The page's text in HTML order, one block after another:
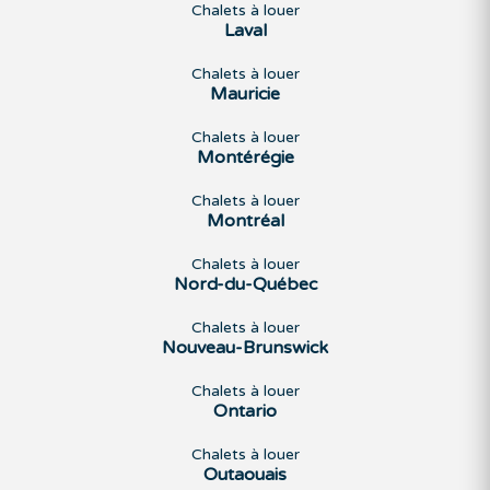
Chalets à louer
Laval
Chalets à louer
Mauricie
Chalets à louer
Montérégie
Chalets à louer
Montréal
Chalets à louer
Nord-du-Québec
Chalets à louer
Nouveau-Brunswick
Chalets à louer
Ontario
Chalets à louer
Outaouais